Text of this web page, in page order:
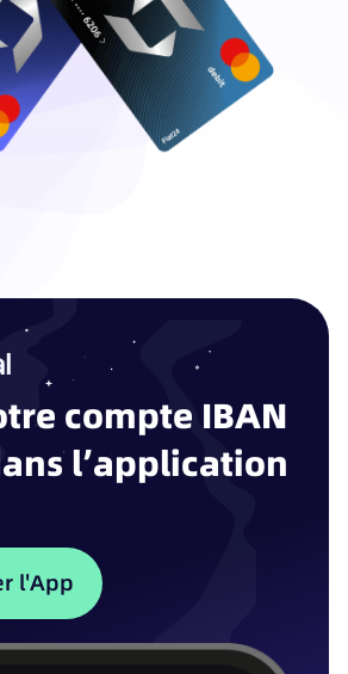
compte IBAN
l’application
l'App